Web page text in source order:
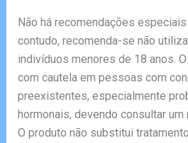
Não há recomendações
contudo, recomenda-se não
indivíduos menores de 18 anos.
com cautela em pessoas com
preexistentes, especialmente
hormonais, devendo consultar
O produto não substitui